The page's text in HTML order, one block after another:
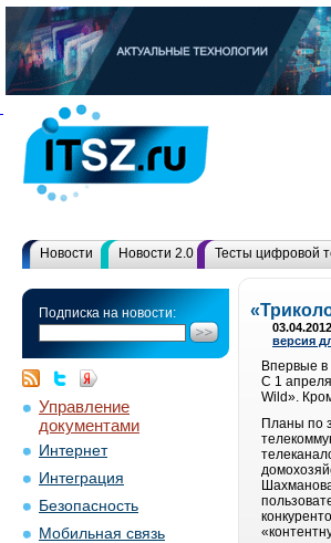
Новости Новости 2.0 Тесты цифровой
Подписка на новости:
Управление
документами
Интернет
Интеграция
Безопасность
Мобильная связь
версия
Впервые в
С 1
Wild».
Планы по